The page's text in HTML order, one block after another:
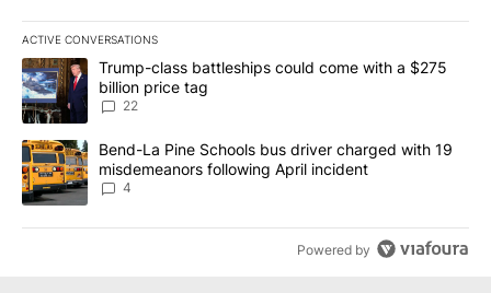
ACTIVE CONVERSATIONS
The following is a list of the most commented articles in the last
A trending article titled "Trump-class battleships could come
Trump-class battleships could come with a $275
billion price tag
22
A trending article titled "Bend-La Pine Schools bus driver
Bend-La Pine Schools bus driver charged with 19
misdemeanors following April incident
4
Powered by